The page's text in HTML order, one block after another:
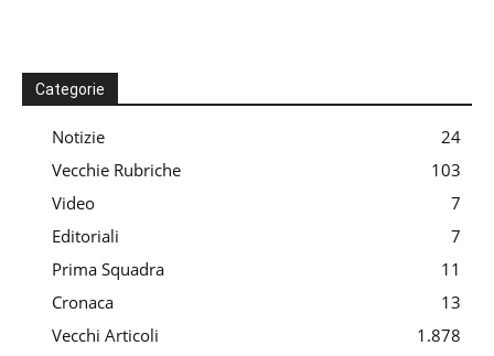
Categorie
Notizie
24
Vecchie Rubriche
103
Video
7
Editoriali
7
Prima Squadra
11
Cronaca
13
Vecchi Articoli
1.878